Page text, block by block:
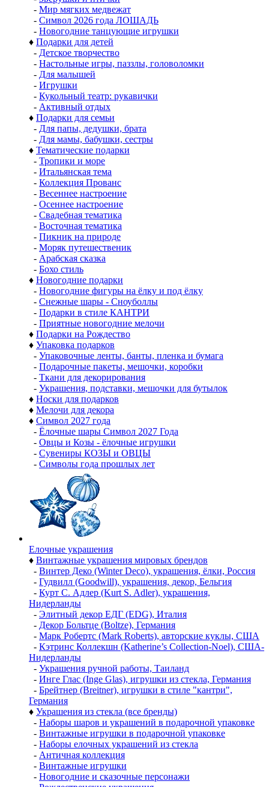
- Мир мягких медвежат
- Символ 2026 года ЛОШАДЬ
- Новогодние танцующие игрушки
♦ Подарки для детей
- Детское творчество
- Настольные игры, паззлы, головоломки
- Для малышей
- Игрушки
- Кукольный театр: рукавички
- Активный отдых
♦ Подарки для семьи
- Для папы, дедушки, брата
- Для мамы, бабушки, сестры
♦ Тематические подарки
- Тропики и море
- Итальянская тема
- Коллекция Прованс
- Весеннее настроение
- Осеннее настроение
- Свадебная тематика
- Восточная тематика
- Пикник на природе
- Моряк путешественик
- Арабская сказка
- Бохо стиль
♦ Новогодние подарки
- Новогодние фигуры на ёлку и под ёлку
- Снежные шары - Сноуболлы
- Подарки в стиле КАНТРИ
- Приятные новогодние мелочи
♦ Подарки на Рождество
♦ Упаковка подарков
- Упаковочные ленты, банты, пленка и бумага
- Подарочные пакеты, мешочки, коробки
- Ткани для декорирования
- Украшения, подставки, мешочки для бутылок
♦ Носки для подарков
♦ Мелочи для декора
♦ Символ 2027 года
- Ёлочные шары Символ 2027 Года
- Овцы и Козы - ёлочные игрушки
- Сувениры КОЗЫ и ОВЦЫ
- Символы года прошлых лет
Елочные украшения
♦ Винтажные украшения мировых брендов
- Винтер Деко (Winter Deco), украшения, ёлки, Россия
- Гудвилл (Goodwill), украшения, декор, Бельгия
- Курт С. Адлер (Kurt S. Adler), украшения,
Нидерланды
- Элитный декор ЕДГ (EDG), Италия
- Декор Больтце (Boltze), Германия
- Марк Робертс (Mark Roberts), авторские куклы, США
- Кэтринс Коллекшн (Katherine’s Collection-Noel), США-
Нидерланды
- Украшения ручной работы, Таиланд
- Инге Глас (Inge Glas), игрушки из стекла, Германия
- Брейтнер (Breitner), игрушки в стиле "кантри",
Германия
♦ Украшения из стекла (все бренды)
- Наборы шаров и украшений в подарочной упаковке
- Винтажные игрушки в подарочной упаковке
- Наборы елочных украшений из стекла
- Античная коллекция
- Винтажные игрушки
- Новогодние и сказочные персонажи